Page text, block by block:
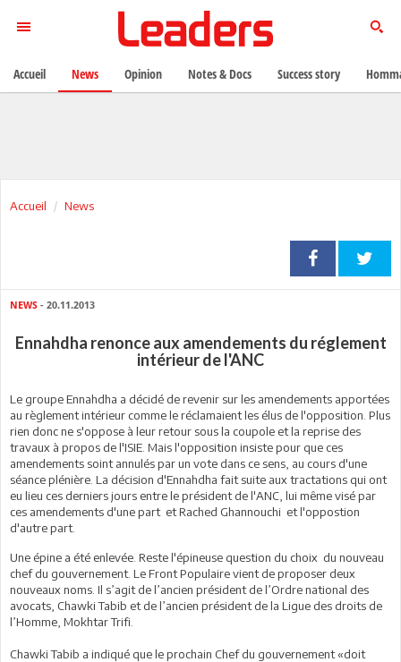
Accueil News
NEWS - 20.11.2013
Ennahdha renonce aux amendements du réglement
intérieur de l'ANC
Le groupe Ennahdha a décidé de revenir sur les amendements apportées
au règlement intérieur comme le réclamaient les élus de l'opposition. Plus
rien donc ne s'oppose à leur retour sous la coupole et la reprise des
travaux à propos de l'ISIE. Mais l'opposition insiste pour que ces
amendements soint annulés par un vote dans ce sens, au cours d'une
séance plénière. La décision d'Ennahdha fait suite aux tractations qui ont
eu lieu ces derniers jours entre le président de l'ANC, lui même visé par
ces amendements d'une part et Rached Ghannouchi et l'oppostion
d'autre part.
Une épine a été enlevée. Reste l'épineuse question du choix du nouveau
chef du gouvernement. Le Front Populaire vient de proposer deux
nouveaux noms. Il s’agit de l’ancien président de l’Ordre national des
avocats, Chawki Tabib et de l’ancien président de la Ligue des droits de
l’Homme, Mokhtar Trifi.
Chawki Tabib a indiqué que le prochain Chef du gouvernement «doit
Accueil News Opinion Notes & Docs Success story